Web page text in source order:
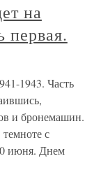
на
первая.
1943. Часть
и бронемашин.
с
июня. Днем